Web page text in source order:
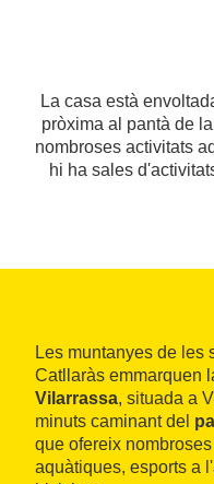
La casa està
pròxima al pantà de
nombroses activitats
hi ha sales
Les muntanyes de les
Catllaràs emmarquen
Vilarrassa, situada a
minuts caminant del
que ofereix
aquàtiques, esports a